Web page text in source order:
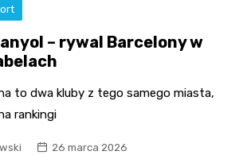
– rywal Barcelony w
to dwa kluby z tego samego miasta,
rankingi
26 marca 2026